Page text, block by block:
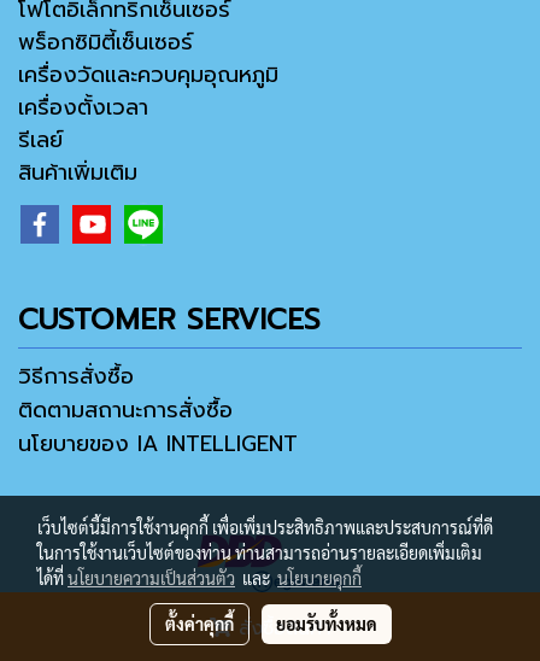
สั่งซื้อสินค้า
โฟโตอิเล็กทริกเซ็นเซอร์
พร็อกซิมิตี้เซ็นเซอร์
เครื่องวัดและควบคุมอุณหภูมิ
เครื่องตั้งเวลา
รีเลย์
สินค้าเพิ่มเติม
CUSTOMER SERVICES
วิธีการสั่งซื้อ
ติดตามสถานะการสั่งซื้อ
นโยบายของ IA INTELLIGENT
Copyright ® 2021 by IA MALL
เว็บไซต์นี้มีการใช้งานคุกกี้ เพื่อเพิ่มประสิทธิภาพและประสบการณ์ที่ดี
ในการใช้งานเว็บไซต์ของท่าน ท่านสามารถอ่านรายละเอียดเพิ่มเติม
ได้ที่นโยบายความเป็นส่วนตัว และนโยบายคุกกี้
ตั้งค่าคุกกี้ ยอมรับทั้งหมด